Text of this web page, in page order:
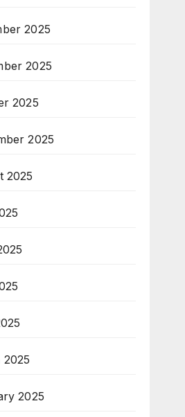
2025
2025
2025
2025
2025
2025